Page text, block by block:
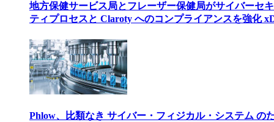
地方保健サービス局とフレーザー保健局がサイバーセ
ティプロセスと Claroty へのコンプライアンスを強化
Phlow、比類なき サイバー・フィジカル・システム の